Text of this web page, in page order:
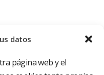
datos
página web y el